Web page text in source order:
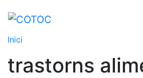
Inici
trastorns